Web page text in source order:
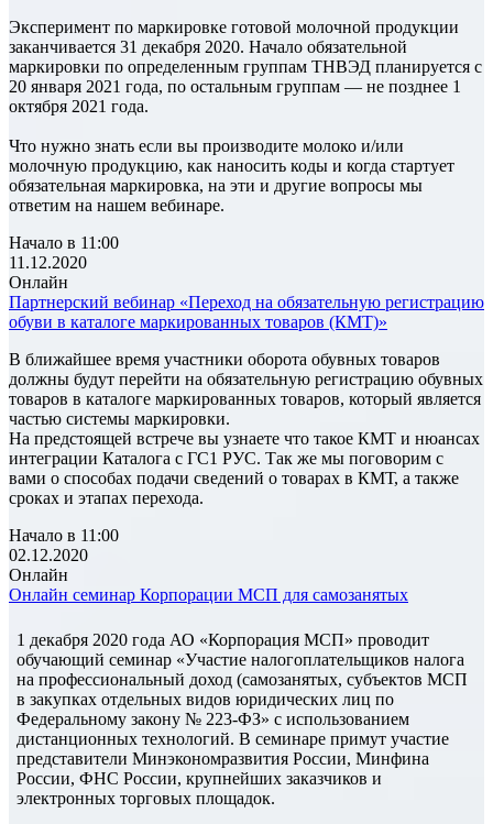
Эксперимент по маркировке готовой молочной продукции
заканчивается 31 декабря 2020. Начало обязательной
маркировки по определенным группам ТНВЭД планируется с
20 января 2021 года, по остальным группам — не позднее 1
октября 2021 года.
Что нужно знать если вы производите молоко и/или
молочную продукцию, как наносить коды и когда стартует
обязательная маркировка, на эти и другие вопросы мы
ответим на нашем вебинаре.
Начало в 11:00
11.12.2020
Онлайн
Партнерский вебинар «Переход на обязательную регистрацию
обуви в каталоге маркированных товаров (КМТ)»
В ближайшее время участники оборота обувных товаров
должны будут перейти на обязательную регистрацию обувных
товаров в каталоге маркированных товаров, который является
частью системы маркировки.
На предстоящей встрече вы узнаете что такое КМТ и нюансах
интеграции Каталога с ГС1 РУС. Так же мы поговорим с
вами о способах подачи сведений о товарах в КМТ, а также
сроках и этапах перехода.
Начало в 11:00
02.12.2020
Онлайн
Онлайн семинар Корпорации МСП для самозанятых
1 декабря 2020 года АО «Корпорация МСП» проводит
обучающий семинар «Участие налогоплательщиков налога
на профессиональный доход (самозанятых, субъектов МСП
в закупках отдельных видов юридических лиц по
Федеральному закону № 223-ФЗ» с использованием
дистанционных технологий. В семинаре примут участие
представители Минэкономразвития России, Минфина
России, ФНС России, крупнейших заказчиков и
электронных торговых площадок.